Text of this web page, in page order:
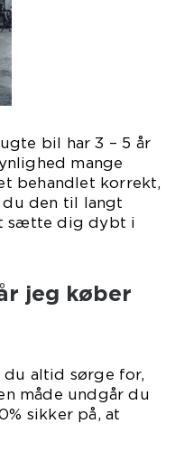
bil har 3 – 5 år
mange
behandlet korrekt,
den til langt
sætte dig dybt i
jeg køber
altid sørge for,
måde undgår du
sikker på, at